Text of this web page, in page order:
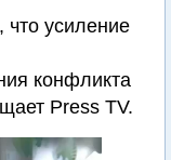
усиление
конфликта
Press TV.